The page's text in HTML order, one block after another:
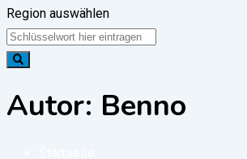
Region auswählen
Autor: Benno